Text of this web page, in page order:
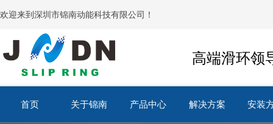
首页 关于锦南 产品中心 解决方案 安装
高端滑环领
欢迎来到深圳市锦南动能科技有限公司！